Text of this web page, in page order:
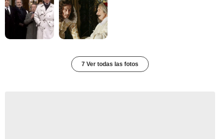
7 Ver todas las fotos